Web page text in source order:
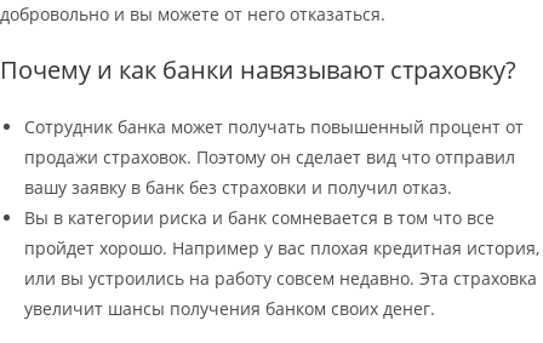
добровольно и вы можете от него отказаться.
Почему и как банки навязывают страховку?
Сотрудник банка может получать повышенный процент от
продажи страховок. Поэтому он сделает вид что отправил
вашу заявку в банк без страховки и получил отказ.
Вы в категории риска и банк сомневается в том что все
пройдет хорошо. Например у вас плохая кредитная история,
или вы устроились на работу совсем недавно. Эта страховка
увеличит шансы получения банком своих денег.